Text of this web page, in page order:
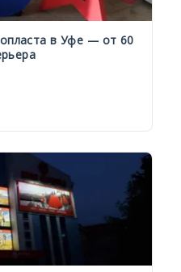
в Уфе — от 60